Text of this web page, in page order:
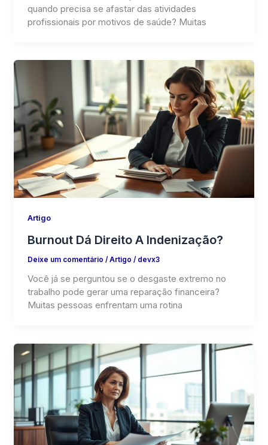
quando precisa se afastar das atividades
profissionais por motivos de saúde? Muitas
Artigo
Burnout Dá Direito A Indenização?
Deixe um comentário / Artigo / devx3
Você já se perguntou se o desgaste extremo no
trabalho pode gerar uma reparação financeira?
Muitas pessoas enfrentam uma rotina